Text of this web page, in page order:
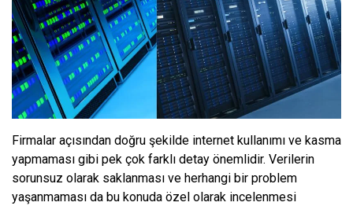
Firmalar açısından doğru şekilde internet kullanımı ve kasma
yapmaması gibi pek çok farklı detay önemlidir. Verilerin
sorunsuz olarak saklanması ve herhangi bir problem
yaşanmaması da bu konuda özel olarak incelenmesi